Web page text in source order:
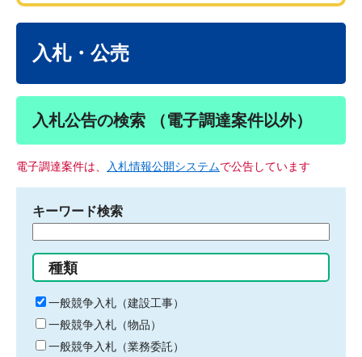
入札・公売
入札公告の検索 （電子調達案件以外）
電子調達案件は、 入札情報公開システムで公告しています
キーワード検索
る
キ
ー
ワ
ー
種類
一般競争入札（建設工事）
一般競争入札（物品）
一般競争入札（業務委託）